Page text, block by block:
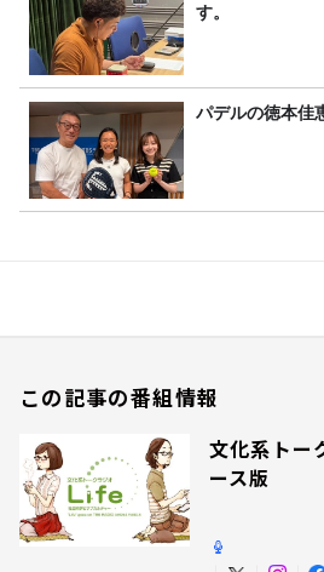
す。
パデルの徳本佳
この記事の番組情報
文化系トー
ース版